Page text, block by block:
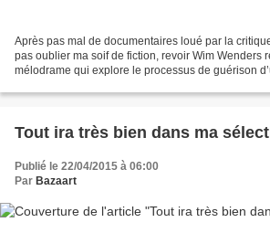
Après pas mal de documentaires loué par la
pas oublier ma soif de fiction, revoir Wim Wenders
mélodrame qui explore le processus de guérison
Tout ira très bien dans ma
Publié le 22/04/2015 à 06:00
Par Bazaart